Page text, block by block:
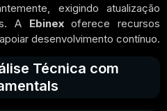
exigindo atualização
A Ebinexoferece recursos
desenvolvimento contínuo.
Técnica com